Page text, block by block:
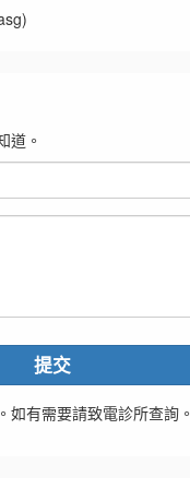
道。
提交
有需要請致電診所查詢。